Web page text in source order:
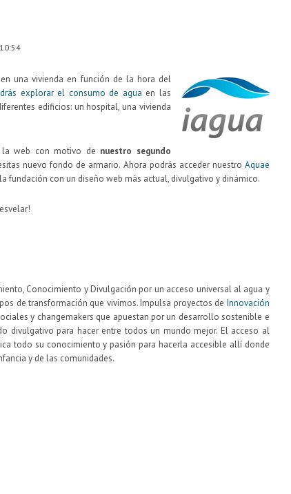
una vivienda en función de la hora del
explorar el consumo de agua en las
edificios: un hospital, una vivienda
la web con motivo de nuestro segundo
nuevo fondo de armario. Ahora podrás acceder nuestro Aquae
fundación con un diseño web más actual, divulgativo y dinámico.
Conocimiento y Divulgación por un acceso universal al agua y
de transformación que vivimos. Impulsa proyectos de Innovación
y changemakers que apuestan por un desarrollo sostenible e
divulgativo para hacer entre todos un mundo mejor. El acceso al
todo su conocimiento y pasión para hacerla accesible allí donde
y de las comunidades.